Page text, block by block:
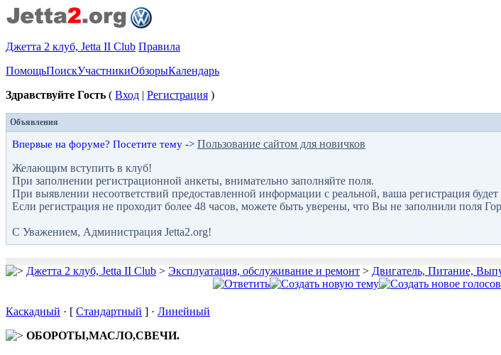
Джетта 2 клуб, Jetta II Club Правила
ПомощьПоискУчастникиОбзорыКалендарь
Здравствуйте Гость ( Вход | Регистрация )
Объявления
Впервые на форуме? Посетите тему -> Пользование сайтом для новичков
Желающим вступить в клуб!
При заполнении регистрационной анкеты, внимательно заполняйте поля.
При выявлении несоответствий предоставленной информации с реальной, ваша регистрация будет
Если регистрация не проходит более 48 часов, можете быть уверены, что Вы не заполнили поля
С Уважением, Администрация Jetta2.org!
Джетта 2 клуб, Jetta II Club > Эксплуатация, обслуживание и ремонт > Двигатель, Питание,
Каскадный · [ Стандартный ] · Линейный
ОБОРОТЫ,МАСЛО,СВЕЧИ.